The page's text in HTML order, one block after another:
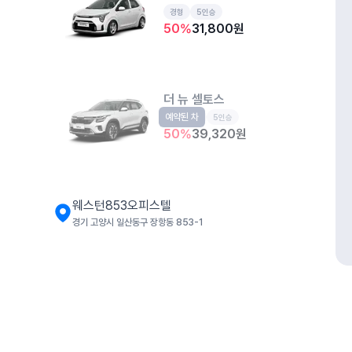
경형 5인승
50%31,800원
더 뉴 셀토스
소형SUV 5인승
50%39,320원
예약된 차
웨스턴853오피스텔
경기 고양시 일산동구 장항동 853-1